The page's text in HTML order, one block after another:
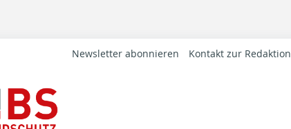
Newsletter abonnieren Kontakt zur Redaktion